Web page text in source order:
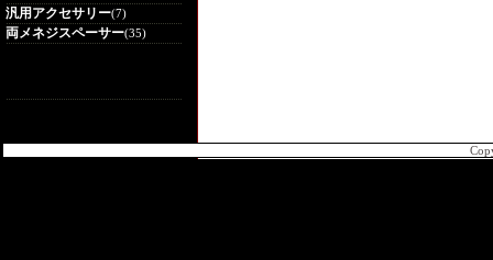
汎用アクセサリー(7)
両メネジスペーサー(35)